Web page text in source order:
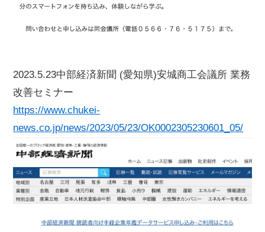
2023.5.23中部経済新聞 (愛知県)安城商工会議所 業務
改善セミナー
https://www.chukei-
news.co.jp/news/2023/05/23/OK0002305230601_05/